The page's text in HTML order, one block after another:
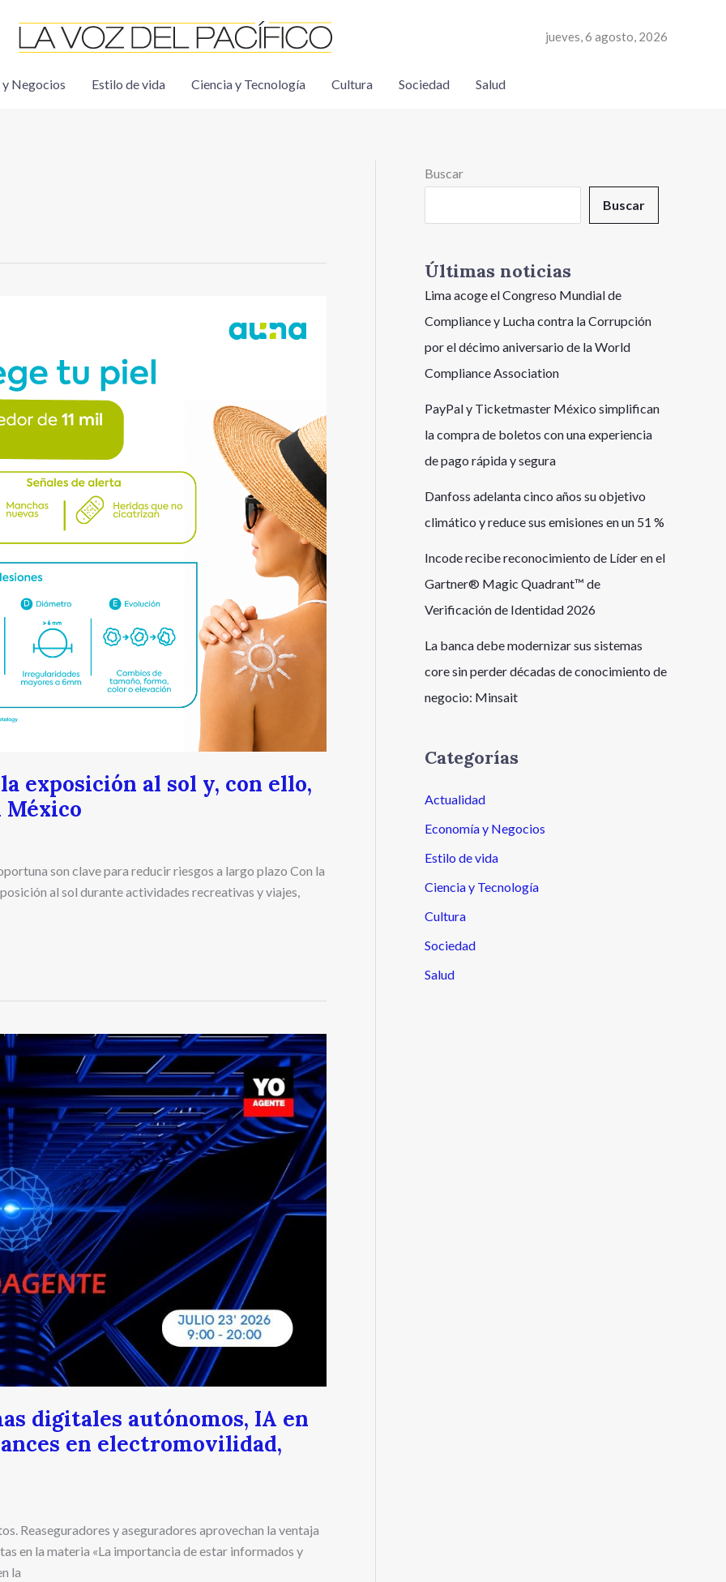
jueves, 6 agosto, 2026
y Negocios Estilo de vida Ciencia y Tecnología Cultura Sociedad Salud
exposición al sol y, con ello,
México
son clave para reducir riesgos a largo plazo Con la
al sol durante actividades recreativas y viajes,
digitales autónomos, IA en
en electromovilidad,
Reaseguradores y aseguradores aprovechan la ventaja
en la materia «La importancia de estar informados y
la
Buscar
Buscar
Últimas noticias
Lima acoge el Congreso Mundial de
Compliance y Lucha contra la Corrupción
por el décimo aniversario de la World
Compliance Association
PayPal y Ticketmaster México simplifican
la compra de boletos con una experiencia
de pago rápida y segura
Danfoss adelanta cinco años su objetivo
climático y reduce sus emisiones en un 51 %
Incode recibe reconocimiento de Líder en el
Gartner® Magic Quadrant™ de
Verificación de Identidad 2026
La banca debe modernizar sus sistemas
core sin perder décadas de conocimiento de
negocio: Minsait
Categorías
Actualidad
Economía y Negocios
Estilo de vida
Ciencia y Tecnología
Cultura
Sociedad
Salud